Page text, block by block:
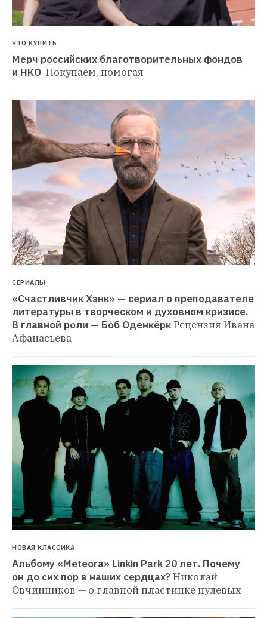
ЧТО КУПИТЬ
Мерч российских благотворительных фондов
и НКО Покупаем, помогая
СЕРИАЛЫ
«Счастливчик Хэнк» — сериал о преподавателе
литературы в творческом и духовном кризисе.
В главной роли — Боб ОденкёркРецензия Ивана
Афанасьева
НОВАЯ КЛАССИКА
Альбому «Meteora» Linkin Park 20 лет. Почему
он до сих пор в наших сердцах?Николай
Овчинников — о главной пластинке нулевых